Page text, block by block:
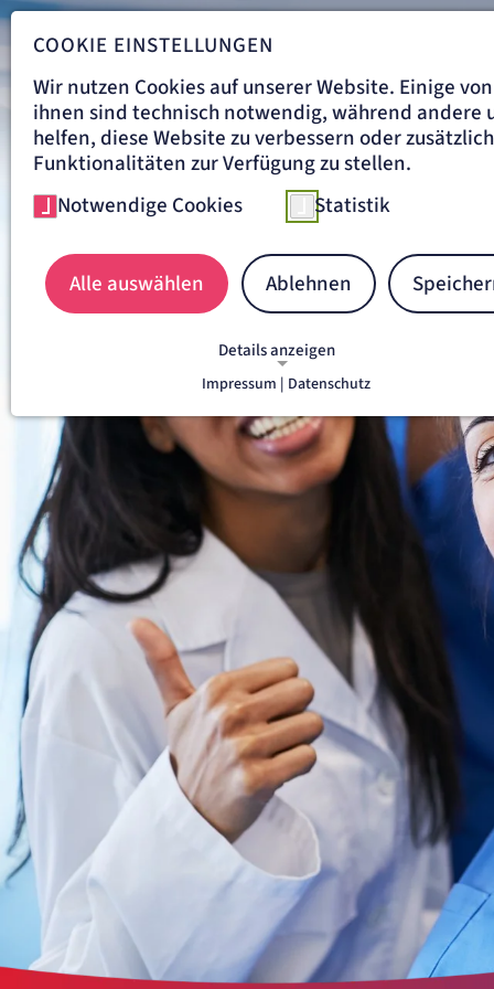
Aus-, Fort- und
COOKIE EINSTELLUNGEN
Wir nutzen Cookies auf unserer Website. Einige von
ihnen sind technisch notwendig, während andere
helfen, diese Website zu verbessern oder
Funktionalitäten zur Verfügung zu stellen.
Notwendige Cookies
Statistik
Alle auswählen Ablehnen
Details anzeigen
Notwendige Cookies ermöglichen grundlegende
Funktionen und sind für die einwandfreie
der Website erforderlich.
etracker Sitzungs-Cookie
et_oi_v2
Anbieter:
Zweck:
Opt-In Cookie speichert die Entscheidung des Besuchers, wenn auf der
des Kunden das Tracking Opt-In ausgespielt wird. Wird auch für ein
eventuelles Opt-Out verwendet.
"no" - 50 Jahre, "yes" - 480 Tage
Einverständnis-Cookie
cookie_consent
Dieser Cookie speichert die ausgewählten Einverständnis-Optionen des
Benutzers
Cookie Laufzeit:
1 Jahr
STATISTIK
Statistik Cookies erfassen Informationen anonym.
Diese Informationen helfen uns zu verstehen, wie
unsere Besucher unsere Website nutzen.
Impressum | Datenschutz